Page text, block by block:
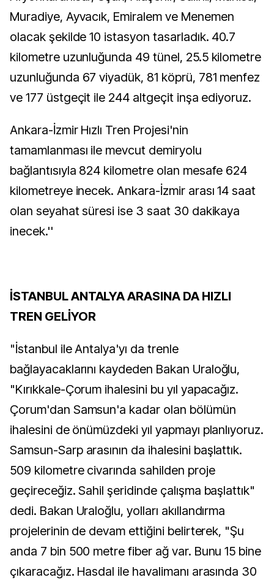
Muradiye, Ayvacık, Emiralem ve Menemen
olacak şekilde 10 istasyon tasarladık. 40.7
kilometre uzunluğunda 49 tünel, 25.5 kilometre
uzunluğunda 67 viyadük, 81 köprü, 781 menfez
ve 177 üstgeçit ile 244 altgeçit inşa ediyoruz.
Ankara-İzmir Hızlı Tren Projesi'nin
tamamlanması ile mevcut demiryolu
bağlantısıyla 824 kilometre olan mesafe 624
kilometreye inecek. Ankara-İzmir arası 14 saat
olan seyahat süresi ise 3 saat 30 dakikaya
inecek.''
İSTANBUL ANTALYA ARASINA DA HIZLI
TREN GELİYOR
"İstanbul ile Antalya'yı da trenle
bağlayacaklarını kaydeden Bakan Uraloğlu,
"Kırıkkale-Çorum ihalesini bu yıl yapacağız.
Çorum'dan Samsun'a kadar olan bölümün
ihalesini de önümüzdeki yıl yapmayı planlıyoruz.
Samsun-Sarp arasının da ihalesini başlattık.
509 kilometre civarında sahilden proje
geçireceğiz. Sahil şeridinde çalışma başlattık"
dedi. Bakan Uraloğlu, yolları akıllandırma
projelerinin de devam ettiğini belirterek, "Şu
anda 7 bin 500 metre fiber ağ var. Bunu 15 bine
çıkaracağız. Hasdal ile havalimanı arasında 30